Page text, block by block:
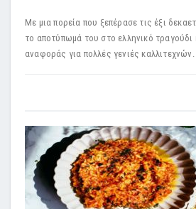
Με μια πορεία που ξεπέρασε τις έξι
το αποτύπωμά του στο ελληνικό τραγούδι
αναφοράς για πολλές γενιές καλλιτεχνών.